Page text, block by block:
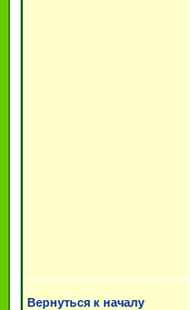
Вернуться к началу